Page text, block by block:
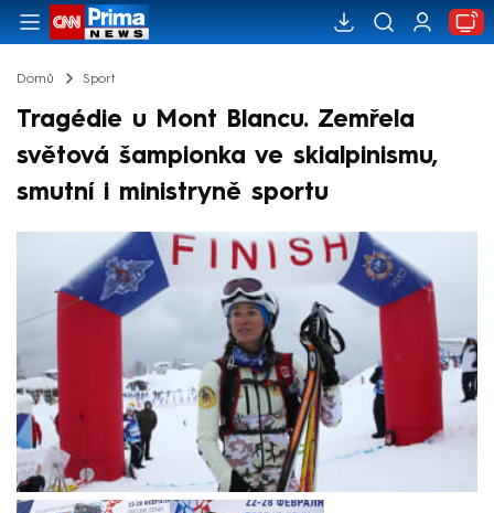
Domů Sport
Tragédie u Mont Blancu. Zemřela
světová šampionka ve skialpinismu,
smutní i ministryně sportu